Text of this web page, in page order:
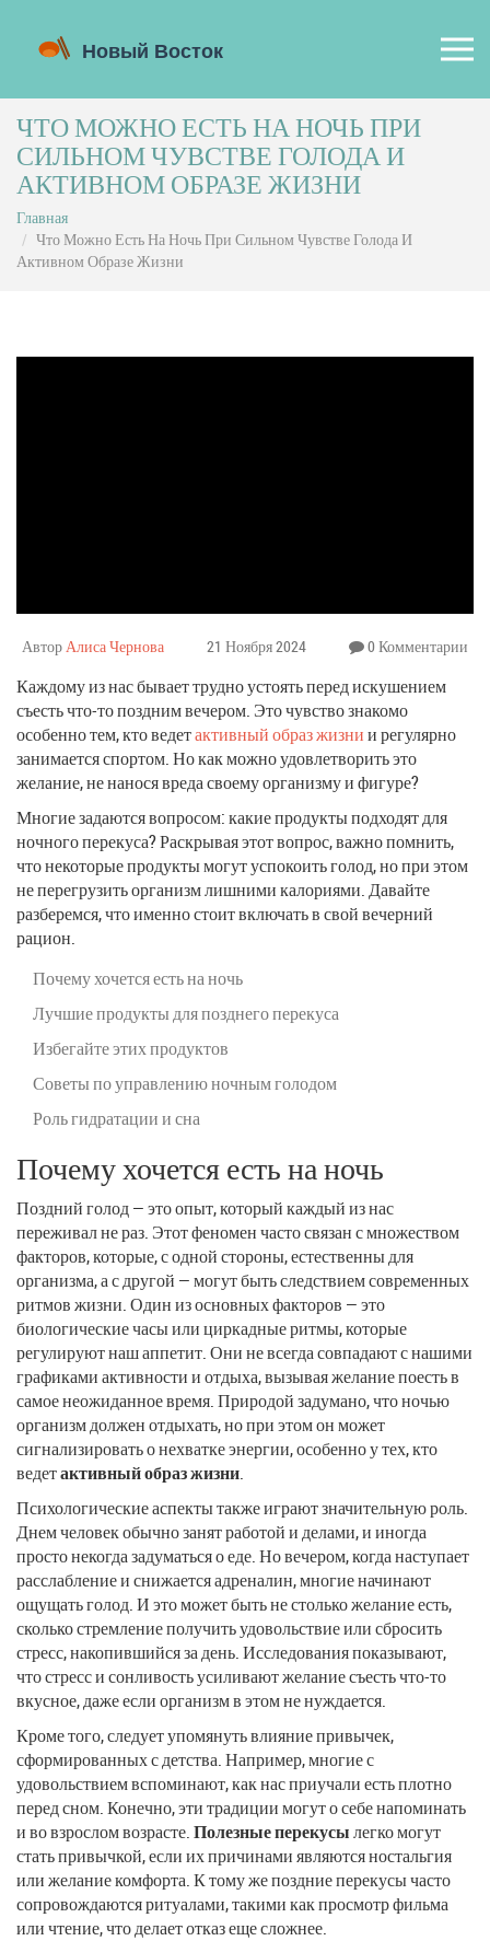
ЧТО МОЖНО ЕСТЬ НА НОЧЬ ПРИ
СИЛЬНОМ ЧУВСТВЕ ГОЛОДА И
АКТИВНОМ ОБРАЗЕ ЖИЗНИ
Главная
Что Можно Есть На Ночь При Сильном Чувстве Голода И
Активном Образе Жизни
АвторАлиса Чернова 21 Ноября 2024 0 Комментарии
Каждому из нас бывает трудно устоять перед искушением
съесть что-то поздним вечером. Это чувство знакомо
особенно тем, кто ведетактивный образ жизнии регулярно
занимается спортом. Но как можно удовлетворить это
желание, не нанося вреда своему организму и фигуре?
Многие задаются вопросом: какие продукты подходят для
ночного перекуса? Раскрывая этот вопрос, важно помнить,
что некоторые продукты могут успокоить голод, но при этом
не перегрузить организм лишними калориями. Давайте
разберемся, что именно стоит включать в свой вечерний
рацион.
Почему хочется есть на ночь
Лучшие продукты для позднего перекуса
Избегайте этих продуктов
Советы по управлению ночным голодом
Роль гидратации и сна
Почему хочется есть на ночь
Поздний голод — это опыт, который каждый из нас
переживал не раз. Этот феномен часто связан с множеством
факторов, которые, с одной стороны, естественны для
организма, а с другой — могут быть следствием современных
ритмов жизни. Один из основных факторов — это
биологические часы или циркадные ритмы, которые
регулируют наш аппетит. Они не всегда совпадают с нашими
графиками активности и отдыха, вызывая желание поесть в
самое неожиданное время. Природой задумано, что ночью
организм должен отдыхать, но при этом он может
сигнализировать о нехватке энергии, особенно у тех, кто
ведетактивный образ жизни.
Психологические аспекты также играют значительную роль.
Днем человек обычно занят работой и делами, и иногда
просто некогда задуматься о еде. Но вечером, когда наступает
расслабление и снижается адреналин, многие начинают
ощущать голод. И это может быть не столько желание есть,
сколько стремление получить удовольствие или сбросить
стресс, накопившийся за день. Исследования показывают,
что стресс и сонливость усиливают желание съесть что-то
вкусное, даже если организм в этом не нуждается.
Кроме того, следует упомянуть влияние привычек,
сформированных с детства. Например, многие с
удовольствием вспоминают, как нас приучали есть плотно
перед сном. Конечно, эти традиции могут о себе напоминать
и во взрослом возрасте.Полезные перекусылегко могут
стать привычкой, если их причинами являются ностальгия
или желание комфорта. К тому же поздние перекусы часто
сопровождаются ритуалами, такими как просмотр фильма
или чтение, что делает отказ еще сложнее.